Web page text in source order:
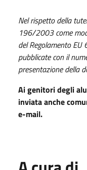
Nel rispetto della
196/2003 come
del Regolamento
pubblicate con il
presentazione della
Ai genitori degli
inviata anche
e-mail.